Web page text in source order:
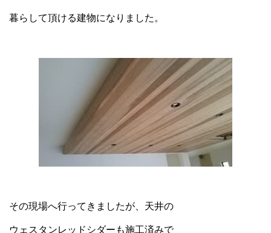
暮らして頂ける建物になりました。
その現場へ行ってきましたが、天井の
ウェスタンレッドシダーも施工済みで